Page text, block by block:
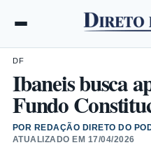
DF
Ibaneis busca
Fundo
POR REDAÇÃO DIRETO DO
ATUALIZADO EM 17/04/2026